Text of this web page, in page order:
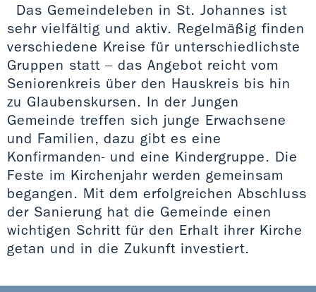
Das Gemeindeleben in St. Johannes ist
sehr vielfältig und aktiv. Regelmäßig finden
verschiedene Kreise für unterschiedlichste
Gruppen statt – das Angebot reicht vom
Seniorenkreis über den Hauskreis bis hin
zu Glaubenskursen. In der Jungen
Gemeinde treffen sich junge Erwachsene
und Familien, dazu gibt es eine
Konfirmanden- und eine Kindergruppe. Die
Feste im Kirchenjahr werden gemeinsam
begangen. Mit dem erfolgreichen Abschluss
der Sanierung hat die Gemeinde einen
wichtigen Schritt für den Erhalt ihrer Kirche
getan und in die Zukunft investiert.